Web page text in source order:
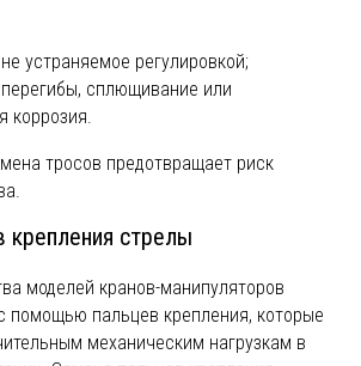
устраняемое регулировкой;
сплющивание или
коррозия.
тросов предотвращает риск
крепления стрелы
моделей кранов-манипуляторов
помощью пальцев крепления, которые
механическим нагрузкам в
+7 (922) 027-57-27
+7 (912) 212-77-74
213-41-25@mail.ru